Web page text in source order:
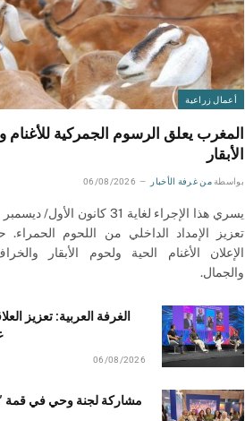
أعمال زراعية
المغرب يعلق الرسوم الجمركية للأغنام
الأبقار
بواسطة من غرفة الأخبار 06/08/2026
يسري هذا الإجراء لغاية 31 كانون
تعزيز الإمداد الداخلي من اللحوم
الإعلان الأغنام الحية ولحوم الأبقار
والجمال.
الغرفة العربية: تعزيز
06/08/2026
مشاركة لجنة وحي في قمة